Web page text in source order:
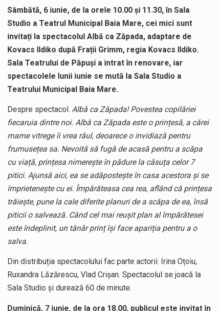
Sâmbătă, 6 iunie, de la orele 10.00 și 11.30, în Sala
Studio a Teatrul Municipal Baia Mare, cei mici sunt
invitați la spectacolul Albă ca Zăpada, adaptare de
Kovacs Ildiko după Frații Grimm, regia Kovacs Ildiko.
Sala Teatrului de Păpuși a intrat în renovare, iar
spectacolele lunii iunie se mută la Sala Studio a
Teatrului Municipal Baia Mare.
Despre spectacol. Albă ca Zăpada! Povestea copilăriei
fiecaruia dintre noi. Albă ca Zăpada este o prințesă, a cărei
mame vitrege îi vrea răul, deoarece o invidiază pentru
frumusețea sa. Nevoită să fugă de acasă pentru a scăpa
cu viață, prințesa nimerește în pădure la căsuța celor 7
pitici. Ajunsă aici, ea se adăpostește în casa acestora și se
împrietenește cu ei. Împărăteasa cea rea, aflând că prințesa
trăiește, pune la cale diferite planuri de a scăpa de ea, însă
piticii o salvează. Când cel mai reușit plan al împărătesei
este îndeplinit, un tânăr prinț își face apariția pentru a o
salva.
Din distribuția spectacolului fac parte actorii: Irina Oțoiu,
Ruxandra Lăzărescu, Vlad Crișan. Spectacolul se joacă la
Sala Studio și durează 60 de minute.
Duminică, 7 iunie, de la ora 18.00, publicul este invitat în